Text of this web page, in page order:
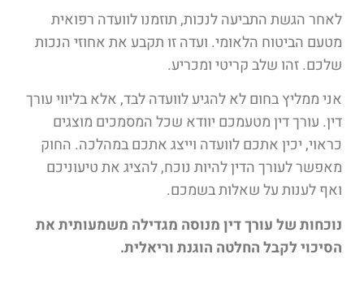
לאחר הגשת התביעה לנכות, תוזמנו לוועדה רפואית
מטעם הביטוח הלאומי. ועדה זו תקבע את אחוזי הנכות
שלכם. זהו שלב קריטי ומכריע.
אני ממליץ בחום לא להגיע לוועדה לבד, אלא בליווי עורך
דין. עורך דין מטעמכם יוודא שכל המסמכים מוצגים
כראוי, יכין אתכם לוועדה וייצג אתכם במהלכה. החוק
מאפשר לעורך הדין להיות נוכח, להציג את טיעוניכם
ואף לענות על שאלות בשמכם.
נוכחות של עורך דין מנוסה מגדילה משמעותית את
הסיכוי לקבל החלטה הוגנת וריאלית.